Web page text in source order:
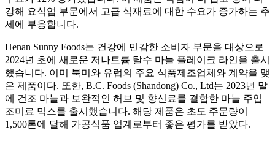
강해 요식업 부문에서 고급 식재료에 대한 수요가 증가하는 추
세에 부응합니다.
Henan Sunny Foods는 건강에 민감한 소비자 부문을 대상으로
2024년 초에 새로운 저나트륨 탈수 마늘 플레이크 라인을 출시
했습니다. 이미 북미와 유럽의 주요 식품제조업체와 계약을 맺
은 제품이다. 또한, B.C. Foods (Shandong) Co., Ltd는 2023년 말
에 건조 마늘과 보완적인 허브 및 향신료를 결합한 마늘 주입
조미료 믹스를 출시했습니다. 해당 제품은 초도 주문량이
1,500톤에 달해 가공식품 업계로부터 좋은 평가를 받았다.